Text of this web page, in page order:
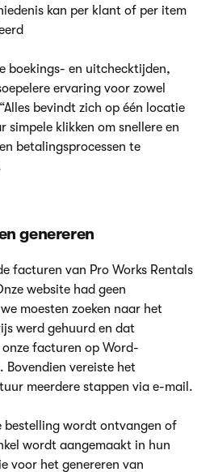
kan per klant of per item
boekings- en uitchecktijden,
ervaring voor zowel
bevindt zich op één locatie
simpele klikken om snellere en
betalingsprocessen te
genereren
facturen van Pro Works Rentals
website had geen
moesten zoeken naar het
werd gehuurd en dat
facturen op Word-
Bovendien vereiste het
meerdere stappen via e-mail.
bestelling wordt ontvangen of
wordt aangemaakt in hun
voor het genereren van